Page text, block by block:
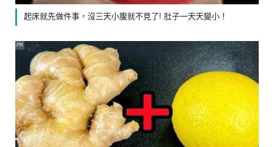
起床就先做件事，沒三天小腹就不見了! 肚子一天天變小！
PR